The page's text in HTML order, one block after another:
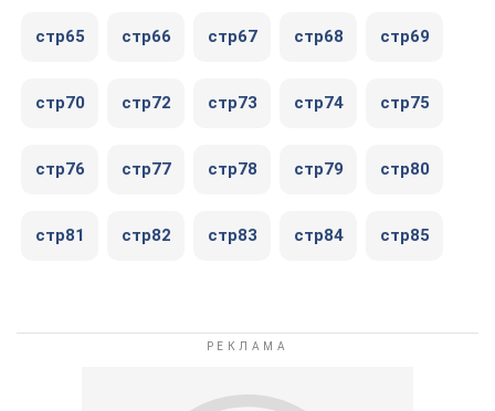
стр65 стр66 стр67 стр68 стр69
стр70 стр72 стр73 стр74 стр75
стр76 стр77 стр78 стр79 стр80
стр81 стр82 стр83 стр84 стр85